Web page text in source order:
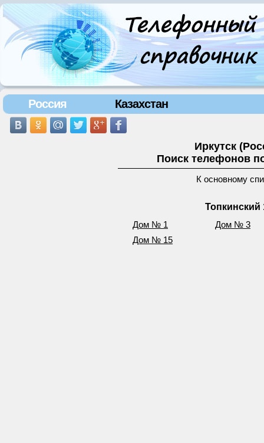
Россия Казахстан
Иркутск
Поиск телефонов
К основному
Топкинский
Дом № 1
Дом № 3
Дом № 15